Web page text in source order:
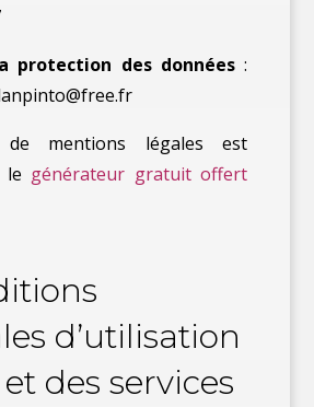
protection des données :
de mentions légales est
le générateur gratuit offert
d’utilisation
des services